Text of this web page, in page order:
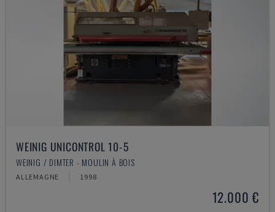
WEINIG UNICONTROL 10-5
WEINIG / DIMTER - MOULIN À BOIS
ALLEMAGNE 1998
12.000 €